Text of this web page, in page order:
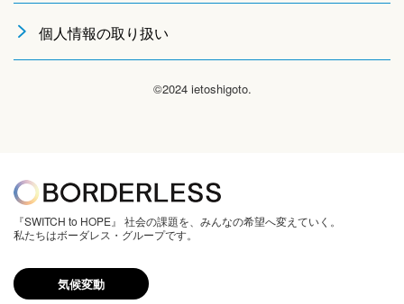
個人情報の取り扱い
©2024 ietoshigoto.
『SWITCH to HOPE』 社会の課題を、みんなの希望へ変えていく。
私たちはボーダレス・グループです。
気候変動